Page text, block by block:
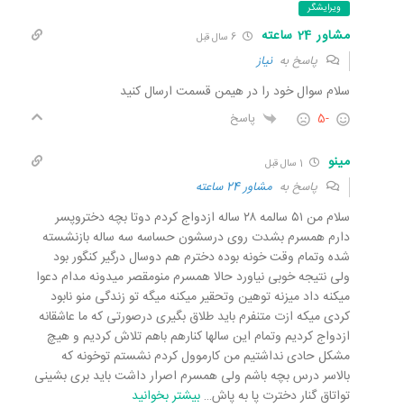
ویرایشگر
مشاور 24 ساعته 6 سال قبل
پاسخ بهنیاز
سلام سوال خود را در هیمن قسمت ارسال کنید
-5 پاسخ
مینو
پاسخ به مشاور 24 ساعته
سلام من ۵۱ سالمه ۲۸ ساله ازدواج کردم دوتا بچه دختروپسر
دارم همسرم بشدت روی درسشون حساسه سه ساله بازنشسته
شده وتمام وقت خونه بوده دخترم هم دوسال درگیر کنگور بود
ولی نتیجه خوبی نیاورد حالا همسرم منو‌مقصر میدونه مدام دعوا
میکنه داد میزنه توهین وتحقیر میکنه میگه تو زندگی منو نابود
کردی میکه ازت متنفرم باید طلاق بگیری درصورتی که ما عاشقانه
ازدواج کردیم وتمام این سالها کنارهم باهم تلاش کردیم و هیچ
مشکل حادی نداشتیم من کارمو‌ول کردم نشستم تو‌خونه که
بالاسر درس بچه باشم ولی همسرم اصرار داشت باید بری بشینی
تواتاق گنار دخترت پا به پاش… بیشتر بخوانید